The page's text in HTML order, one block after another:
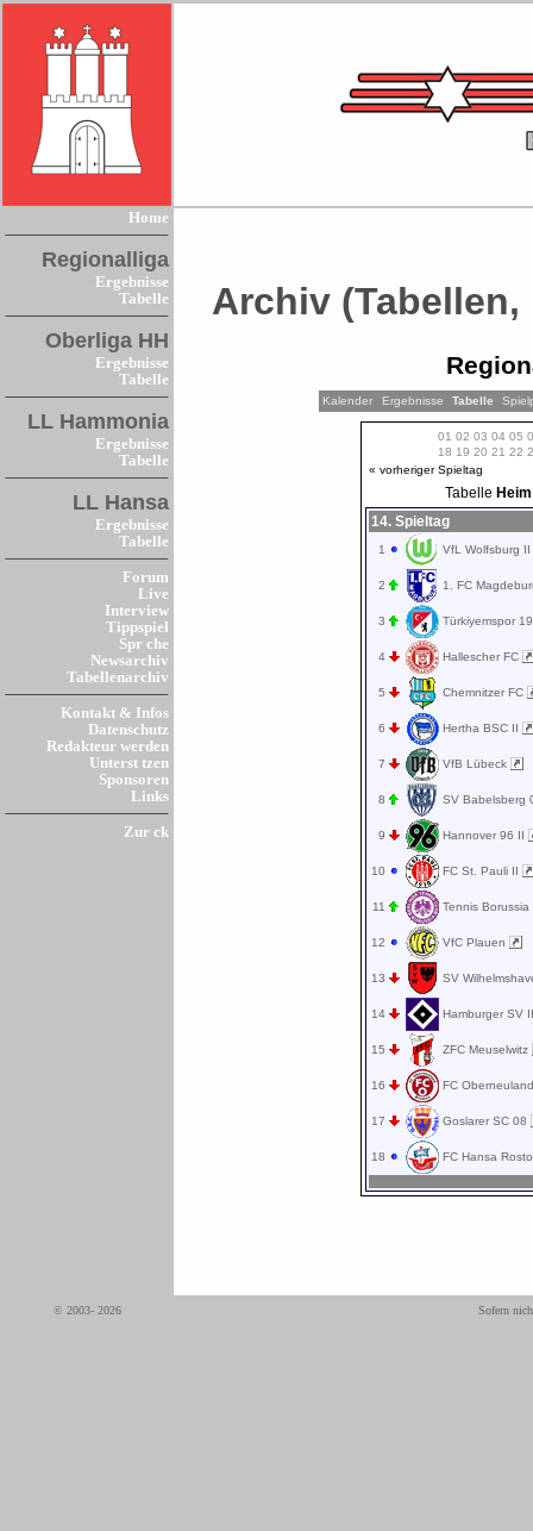
Home
Regionalliga
Ergebnisse
Tabelle
Oberliga HH
Ergebnisse
Tabelle
LL Hammonia
Ergebnisse
Tabelle
LL Hansa
Ergebnisse
Tabelle
Forum
Live
Interview
Tippspiel
Spr che
Newsarchiv
Tabellenarchiv
Kontakt & Infos
Datenschutz
Redakteur werden
Unterst tzen
Sponsoren
Links
Zur ck
Archiv
Kalender Ergebnisse Tabelle
01 02 03 04 05
18 19 20 21 22
« vorheriger Spieltag
Tabelle
14. Spieltag
1 VfL Wolfsburg
2 1. FC
3 Türkiyemspor
4 Hallescher FC
5 Chemnitzer FC
6 Hertha BSC II
7 VfB Lübeck
8 SV Babelsberg
9 Hannover 96 II
10 FC St. Pauli II
11 Tennis
12 VfC Plauen
13 SV
14 Hamburger SV
15 ZFC Meuselwitz
16 FC
17 Goslarer SC 08
18 FC Hansa
© 2003- 2026 Sofern